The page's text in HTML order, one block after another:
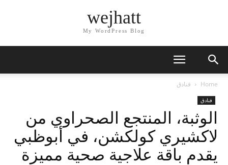
wejhatt
My WordPress Blog
Home فنادق
فنادق
الوثبة، المنتجع الصحراوي من
لاكشيري كولكشن، في أبوظبي
يقدم باقة علاجية صحية مميزة